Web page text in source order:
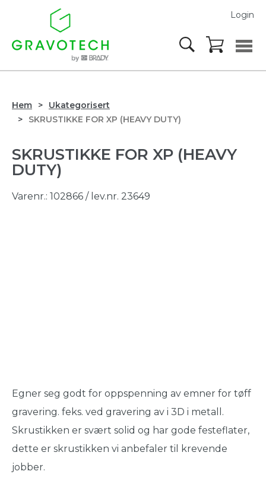
Login
Hem
Ukategorisert
SKRUSTIKKE FOR XP (HEAVY DUTY)
SKRUSTIKKE FOR XP (HEAVY
DUTY)
Varenr.: 102866 / lev.nr. 23649
Egner seg godt for oppspenning av emner for tøff
gravering. feks. ved gravering av i 3D i metall.
Skrustikken er svært solid og har gode festeflater,
dette er skrustikken vi anbefaler til krevende
jobber.